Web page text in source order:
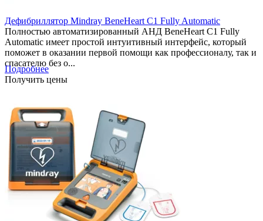
Дефибриллятор Mindray BeneHeart C1 Fully Automatic
Полностью автоматизированный АНД BeneHeart C1 Fully
Automatic имеет простой интуитивный интерфейс, который
поможет в оказании первой помощи как профессионалу, так и
спасателю без о...
Подробнее
Получить цены